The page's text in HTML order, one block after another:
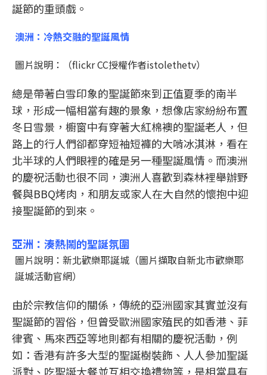
誕節的重頭戲。
澳洲：冷熱交融的聖誕風情
圖片說明：（flickr CC授權作者istolethetv）
總是帶著白雪印象的聖誕節來到正值夏季的南半
球，形成一幅相當有趣的景象，想像店家紛紛布置
冬日雪景，櫥窗中有穿著大紅棉襖的聖誕老人，但
路上的行人們卻都穿短袖短褲的大啃冰淇淋，看在
北半球的人們眼裡的確是另一種聖誕風情。而澳洲
的慶祝活動也很不同，澳洲人喜歡到森林裡舉辦野
餐與BBQ烤肉，和朋友或家人在大自然的懷抱中迎
接聖誕節的到來。
亞洲：湊熱鬧的聖誕氛圍
圖片說明：新北歡樂耶誕城（圖片擷取自新北市歡樂耶
誕城活動官網）
由於宗教信仰的關係，傳統的亞洲國家其實並沒有
聖誕節的習俗，但曾受歐洲國家殖民的如香港、菲
律賓、馬來西亞等地則都有相關的慶祝活動，例
如：香港有許多大型的聖誕樹裝飾、人人參加聖誕
派對、吃聖誕大餐並互相交換禮物等，是相當具有